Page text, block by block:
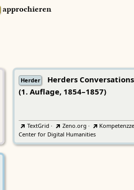
approchieren
Herder
Herders
(1. Auflage, 1854–1857)
TextGrid · Zeno.org ·
Center for Digital Humanities